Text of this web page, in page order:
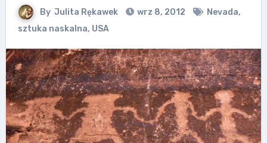
By Julita Rękawek wrz 8, 2012 Nevada,
sztuka naskalna, USA